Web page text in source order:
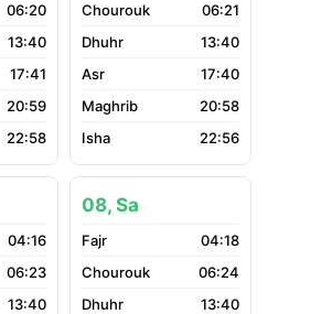
06:20
13:40
17:41
20:59
22:58
06:21
13:40
17:40
20:58
22:56
04:16
06:23
13:40
08, Sa
04:18
06:24
13:40